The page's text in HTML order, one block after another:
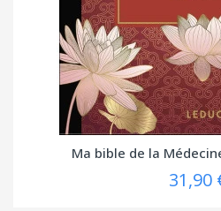
Ma bible de la
31,90